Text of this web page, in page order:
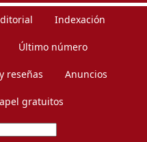
Indexación
Último número
reseñas Anuncios
gratuitos